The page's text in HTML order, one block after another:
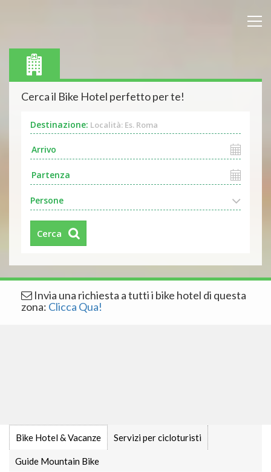
Cerca il Bike Hotel perfetto per te!
Destinazione: Località: Es. Roma
Persone
Cerca
Invia una richiesta a tutti i bike hotel di questa
zona: Clicca Qua!
Bike Hotel & Vacanze Servizi per cicloturisti
Guide Mountain Bike